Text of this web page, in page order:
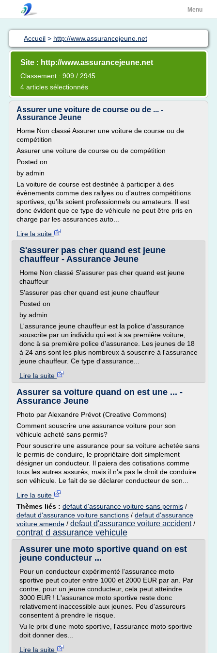
Menu
Accueil > http://www.assurancejeune.net
Site : http://www.assurancejeune.net
Classement : 909 / 2945
4 articles sélectionnés
Assurer une voiture de course ou de ... -
Assurance Jeune
Home Non classé Assurer une voiture de course ou de
compétition
Assurer une voiture de course ou de compétition
Posted on
by admin
La voiture de course est destinée à participer à des
évènements comme des rallyes ou d'autres compétitions
sportives, qu'ils soient professionnels ou amateurs. Il est
donc évident que ce type de véhicule ne peut être pris en
charge par les assurances auto...
Lire la suite
S'assurer pas cher quand est jeune
chauffeur - Assurance Jeune
Home Non classé S'assurer pas cher quand est jeune
chauffeur
S'assurer pas cher quand est jeune chauffeur
Posted on
by admin
L'assurance jeune chauffeur est la police d'assurance
souscrite par un individu qui est à sa première voiture,
donc à sa première police d'assurance. Les jeunes de 18
à 24 ans sont les plus nombreux à souscrire à l'assurance
jeune chauffeur. Ce type d'assurance...
Lire la suite
Assurer sa voiture quand on est une ... -
Assurance Jeune
Photo par Alexandre Prévot (Creative Commons)
Comment souscrire une assurance voiture pour son
véhicule acheté sans permis?
Pour souscrire une assurance pour sa voiture achetée sans
le permis de conduire, le propriétaire doit simplement
désigner un conducteur. Il paiera des cotisations comme
tous les autres assurés, mais il n'a pas le droit de conduire
son véhicule. Le fait de se déclarer conducteur de son...
Lire la suite
Thèmes liés : defaut d'assurance voiture sans permis /
defaut d'assurance voiture sanctions / defaut d'assurance
voiture amende / defaut d'assurance voiture accident/
contrat d assurance vehicule
Assurer une moto sportive quand on est
jeune conducteur ...
Pour un conducteur expérimenté l'assurance moto
sportive peut couter entre 1000 et 2000 EUR par an. Par
contre, pour un jeune conducteur, cela peut atteindre
3000 EUR ! L'assurance moto sportive reste donc
relativement inaccessible aux jeunes. Peu d'assureurs
consentent à prendre le risque.
Vu le prix d'une moto sportive, l'assurance moto sportive
doit donner des...
Lire la suite